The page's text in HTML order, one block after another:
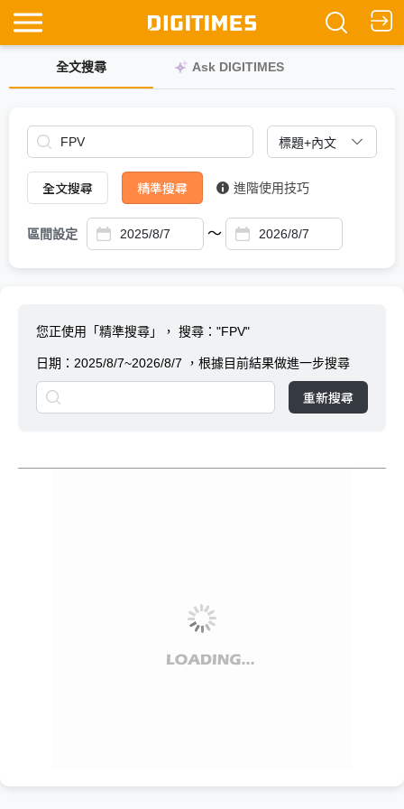
全文搜尋 Ask DIGITIMES
全文搜尋 精準搜尋 進階使用技巧
區間設定 ～
您正使用「精準搜尋」， 搜尋："FPV"
日期： 2025/8/7~2026/8/7 ，根據目前結果做進一步搜尋
重新搜尋